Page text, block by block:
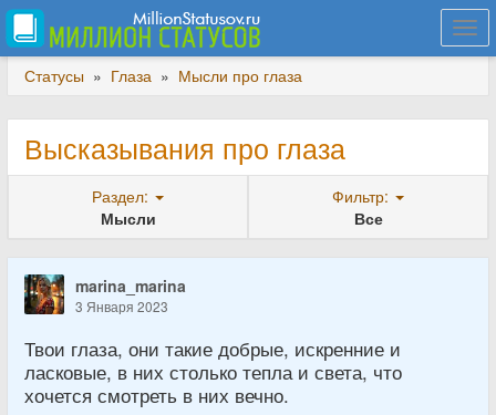
Статусы » Глаза » Мысли про глаза
Высказывания про глаза
Раздел:
Мысли
Фильтр:
Все
marina_marina
3 Января 2023
Твои глаза, они такие добрые, искренние и
ласковые, в них столько тепла и света, что
хочется смотреть в них вечно.